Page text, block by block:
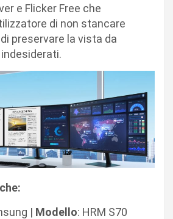
e Flicker Free che
di non stancare
preservare la vista da
| Modello: HRM S70